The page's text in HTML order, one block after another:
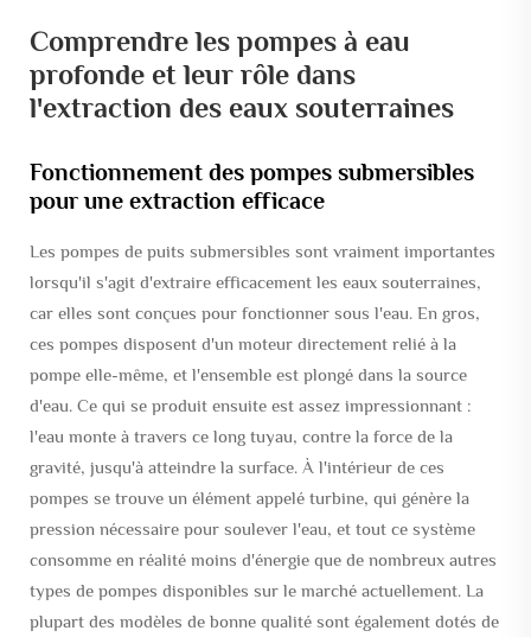
Comprendre les pompes à eau
profonde et leur rôle dans
l'extraction des eaux souterraines
Fonctionnement des pompes submersibles
pour une extraction efficace
Les pompes de puits submersibles sont vraiment importantes
lorsqu'il s'agit d'extraire efficacement les eaux souterraines,
car elles sont conçues pour fonctionner sous l'eau. En gros,
ces pompes disposent d'un moteur directement relié à la
pompe elle-même, et l'ensemble est plongé dans la source
d'eau. Ce qui se produit ensuite est assez impressionnant :
l'eau monte à travers ce long tuyau, contre la force de la
gravité, jusqu'à atteindre la surface. À l'intérieur de ces
pompes se trouve un élément appelé turbine, qui génère la
pression nécessaire pour soulever l'eau, et tout ce système
consomme en réalité moins d'énergie que de nombreux autres
types de pompes disponibles sur le marché actuellement. La
plupart des modèles de bonne qualité sont également dotés de